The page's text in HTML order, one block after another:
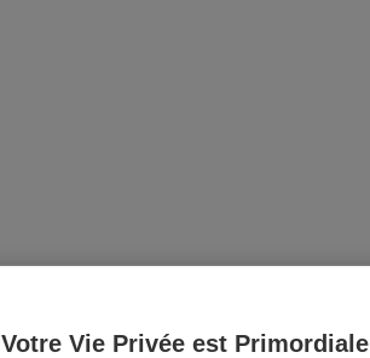
Votre Vie Privée est Primordiale